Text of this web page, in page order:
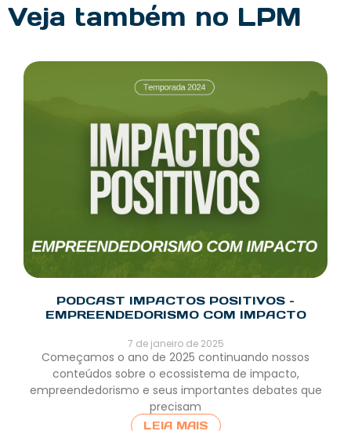
Veja também no LPM
PODCAST IMPACTOS POSITIVOS –
EMPREENDEDORISMO COM IMPACTO
7 de janeiro de 2025
Começamos o ano de 2025 continuando nossos
conteúdos sobre o ecossistema de impacto,
empreendedorismo e seus importantes debates que
precisam
LEIA MAIS